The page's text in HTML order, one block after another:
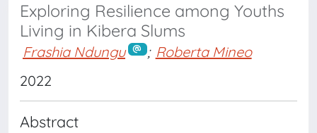
Exploring Resilience among Youths
Living in Kibera Slums
Frashia Ndungu ; Roberta Mineo
2022
Abstract